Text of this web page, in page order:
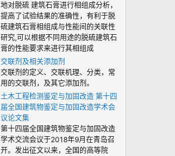
地对脱硫 建筑石膏进行相组成分析，
提高了试验结果的准确性，有利于脱
硫建筑石膏相组成与性能间的关联性
研究,可以根据不同用途的脱硫建筑石
膏的性能要求来进行其相组成
交联剂及相关添加剂
交联剂的定义、交联机理、分类，常
用的交联剂，及其它添加剂。
土木工程检测鉴定与加固改造 第十四
届全国建筑物鉴定与加固改造学术会
议论文集
第十四届全国建筑物鉴定与加固改造
学术交流会议于2018年9月在青岛召
开。发出征文以来，全国的高等院